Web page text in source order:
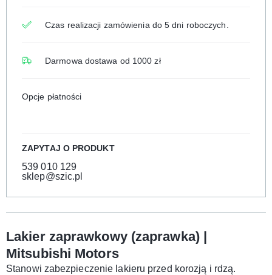
Czas realizacji zamówienia do 5 dni roboczych.
Darmowa dostawa od 1000 zł
Opcje płatności
ZAPYTAJ O PRODUKT
539 010 129
sklep@szic.pl
Lakier zaprawkowy (zaprawka) |
Mitsubishi Motors
Stanowi zabezpieczenie lakieru przed korozją i rdzą.